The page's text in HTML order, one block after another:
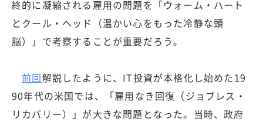
終的に凝縮される雇用の問題を「ウォーム・ハート
とクール・ヘッド（温かい心をもった冷静な頭
脳）」で考察することが重要だろう。
前回解説したように、IT投資が本格化し始めた19
90年代の米国では、「雇用なき回復（ジョブレス・
リカバリー）」が大きな問題となった。当時、政府